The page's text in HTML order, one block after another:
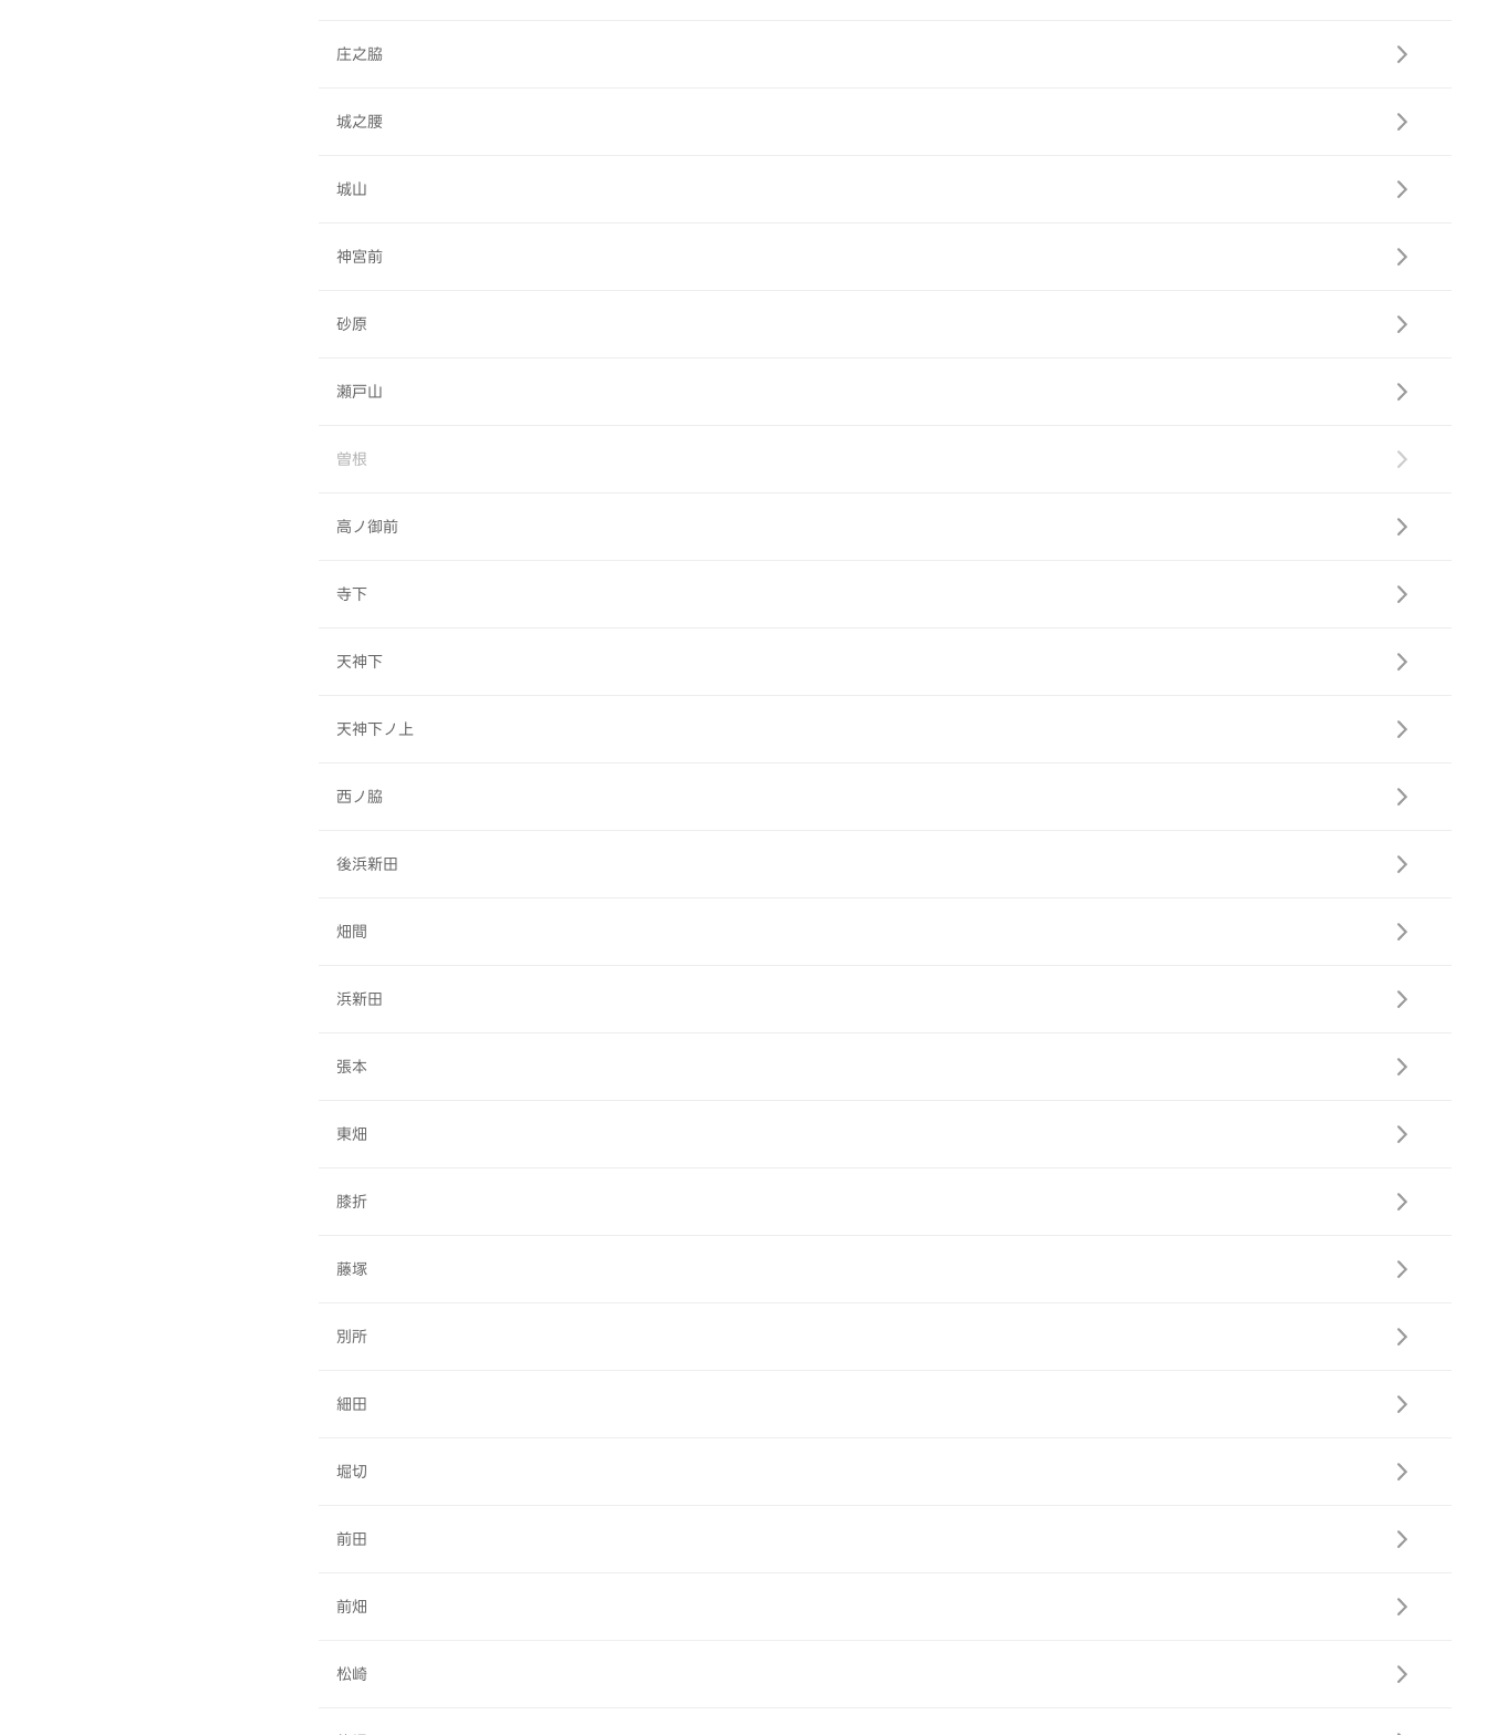
庄之脇
城之腰
城山
神宮前
砂原
瀬戸山
曽根
高ノ御前
寺下
天神下
天神下ノ上
西ノ脇
後浜新田
畑間
浜新田
張本
東畑
膝折
藤塚
別所
細田
堀切
前田
前畑
松崎